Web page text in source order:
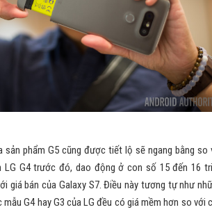
sản phẩm G5 cũng được tiết lộ sẽ ngang bằng so
LG G4 trước đó, dao động ở con số 15 đến 16
giá bán của Galaxy S7. Điều này tương tự như
G4 hay G3 của LG đều có giá mềm hơn so với